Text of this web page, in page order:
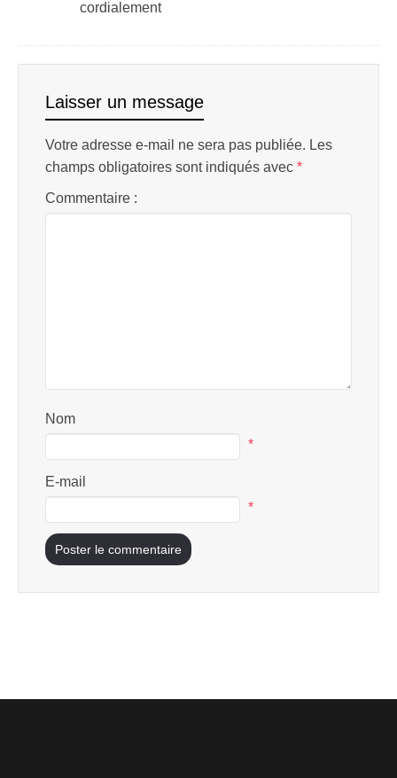
cordialement
Laisser un message
Votre adresse e-mail ne sera pas publiée. Les
champs obligatoires sont indiqués avec *
Commentaire :
Nom
*
E-mail
*